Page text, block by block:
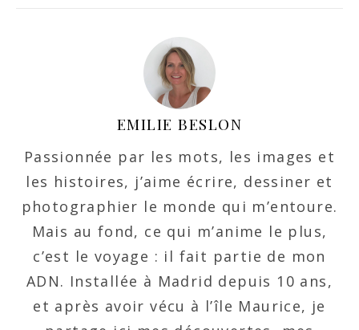
EMILIE BESLON
Passionnée par les mots, les images et
les histoires, j’aime écrire, dessiner et
photographier le monde qui m’entoure.
Mais au fond, ce qui m’anime le plus,
c’est le voyage : il fait partie de mon
ADN. Installée à Madrid depuis 10 ans,
et après avoir vécu à l’île Maurice, je